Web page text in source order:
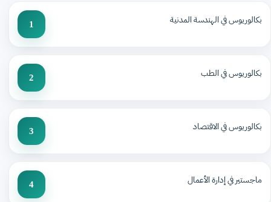
بكالوريوس في الهندسة المدنية 1
بكالوريوس في الطب 2
بكالوريوس في الاقتصاد 3
ماجستير في إدارة الأعمال 4